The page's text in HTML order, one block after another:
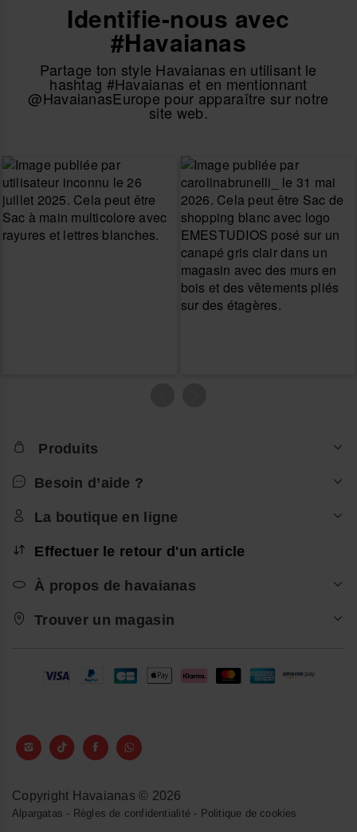
Identifie-nous avec
#Havaianas
Partage ton style Havaianas en utilisant le
hashtag #Havaianas et en mentionnant
@HavaianasEurope pour apparaître sur notre
site web.
Produits
Besoin d’aide ?
La boutique en ligne
Effectuer le retour d'un article
À propos de havaianas
Trouver un magasin
Copyright Havaianas © 2026
Alpargatas - Règles de confidentialité- Politique de cookies